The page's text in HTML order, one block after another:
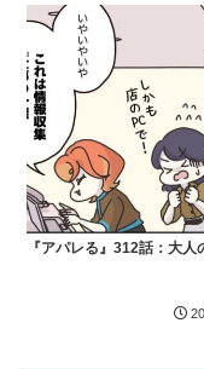
『アパレる』312話：大人